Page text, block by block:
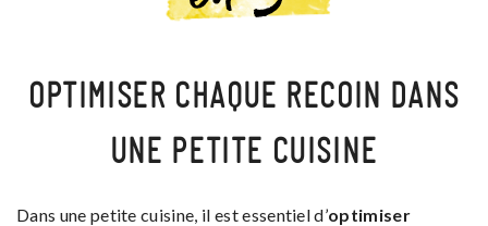
OPTIMISER CHAQUE RECOIN DANS
UNE PETITE CUISINE
Dans une petite cuisine, il est essentiel d’optimiser